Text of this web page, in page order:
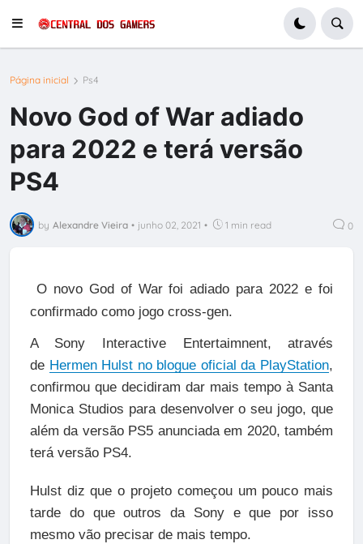
Página inicial Ps4
Novo God of War adiado
para 2022 e terá versão
PS4
by Alexandre Vieira • junho 02, 2021 • 1 min read 0
O novo God of War foi adiado para 2022 e foi
confirmado como jogo cross-gen.
A Sony Interactive Entertaimnent, através
de Hermen Hulst no blogue oficial da PlayStation,
confirmou que decidiram dar mais tempo à Santa
Monica Studios para desenvolver o seu jogo, que
além da versão PS5 anunciada em 2020, também
terá versão PS4.
Hulst diz que o projeto começou um pouco mais
tarde do que outros da Sony e que por isso
mesmo vão precisar de mais tempo.